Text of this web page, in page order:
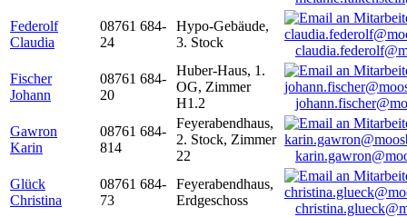
Federolf
Claudia
08761 684-
24
Hypo-Gebäude,
3. Stock
Fischer
Johann
08761 684-
20
Huber-Haus, 1.
OG, Zimmer
H1.2
Gawron
Karin
08761 684-
814
Feyerabendhaus,
2. Stock, Zimmer
22
Glück
Christina
08761 684-
73
Feyerabendhaus,
Erdgeschoss